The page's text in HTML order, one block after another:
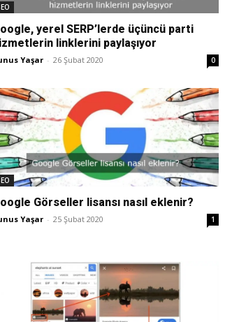
Pazarlaması
SEO,
SEM,
yerel SERP’lerde üçüncü parti
linklerini paylaşıyor
Yaşar - 26 Şubat 2020 0
Görseller lisansı nasıl eklenir?
Yaşar - 25 Şubat 2020 1